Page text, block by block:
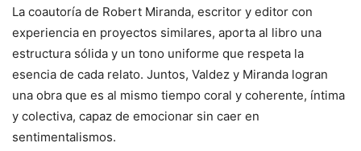
La coautoría de Robert Miranda, escritor y editor con
experiencia en proyectos similares, aporta al libro una
estructura sólida y un tono uniforme que respeta la
esencia de cada relato. Juntos, Valdez y Miranda logran
una obra que es al mismo tiempo coral y coherente, íntima
y colectiva, capaz de emocionar sin caer en
sentimentalismos.